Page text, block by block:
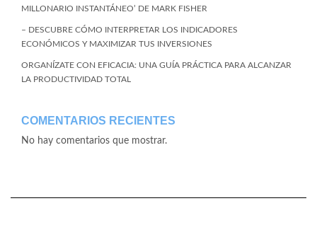
MILLONARIO INSTANTÁNEO’ DE MARK FISHER
– DESCUBRE CÓMO INTERPRETAR LOS INDICADORES
ECONÓMICOS Y MAXIMIZAR TUS INVERSIONES
ORGANÍZATE CON EFICACIA: UNA GUÍA PRÁCTICA PARA ALCANZAR
LA PRODUCTIVIDAD TOTAL
COMENTARIOS RECIENTES
No hay comentarios que mostrar.